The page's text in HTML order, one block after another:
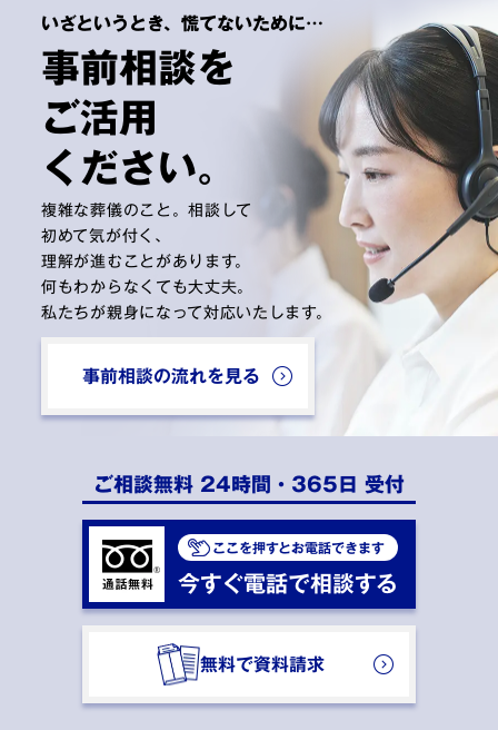
いざというとき、慌てないために…
事前相談を
ご活用
ください。
複雑な葬儀のこと。相談して
初めて気が付く、
理解が進むことがあります。
何もわからなくても大丈夫。
私たちが親身になって対応いたします。
事前相談の流れを見る
ご相談無料 24時間・365日 受付
ここを押すとお電話できます
今すぐ電話で相談する
無料で資料請求